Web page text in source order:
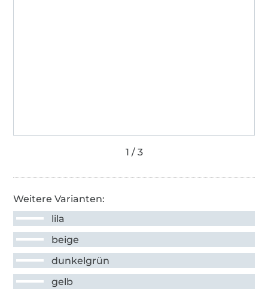
Weitere Varianten:
lila
beige
dunkelgrün
gelb